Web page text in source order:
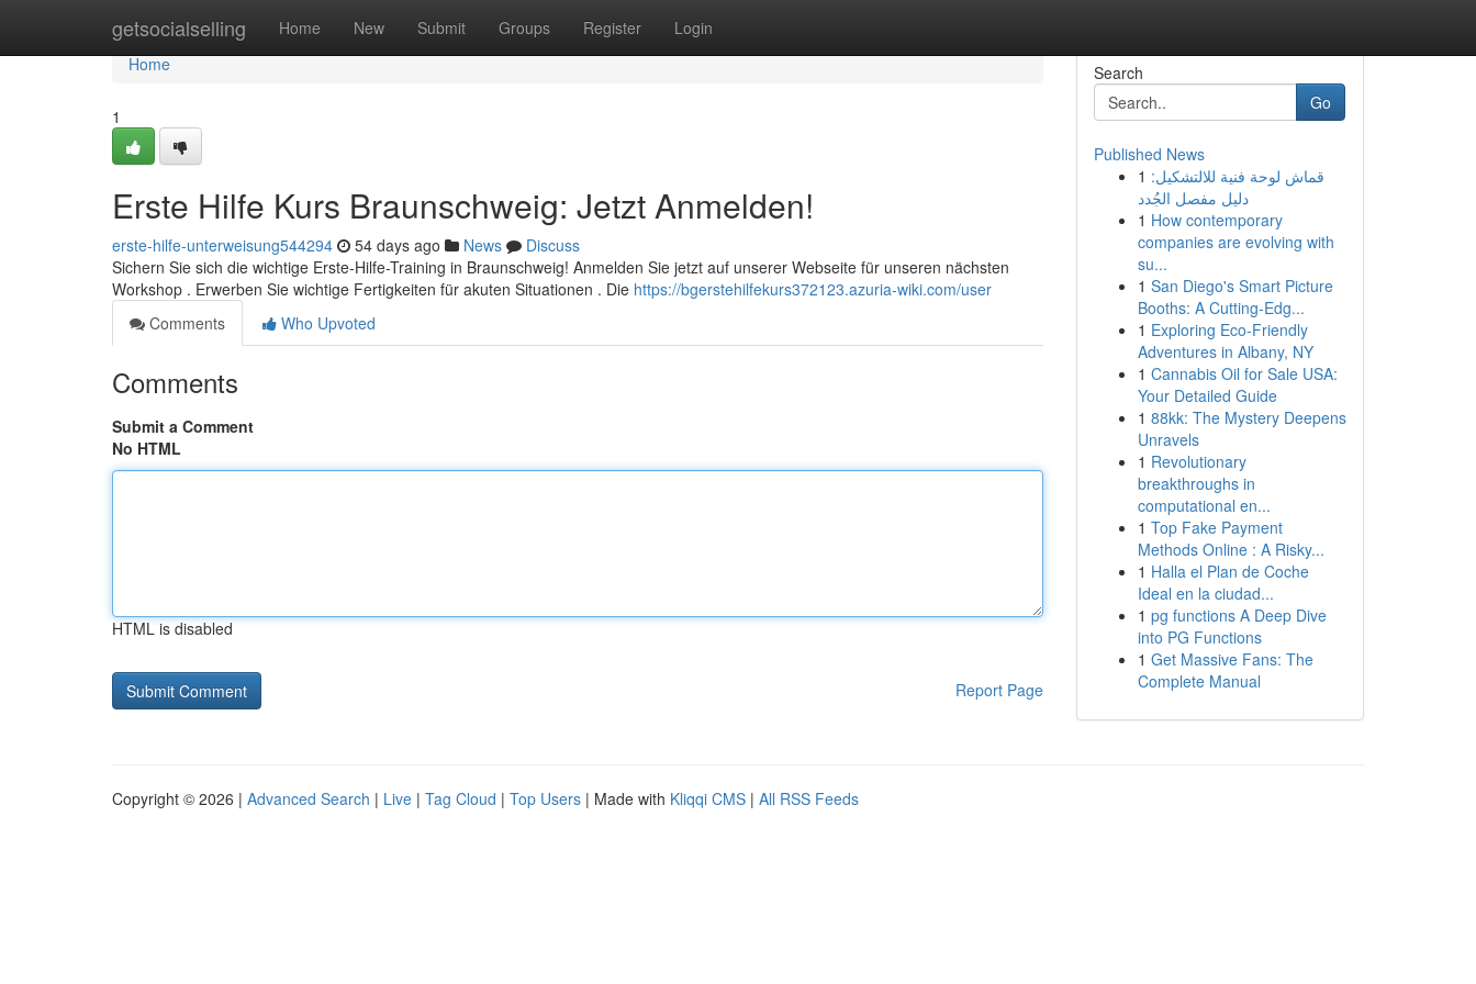
getsocialselling Home New Submit Groups Register Login
Home
Home
1
Erste Hilfe Kurs Braunschweig: Jetzt Anmelden!
erste-hilfe-unterweisung544294 54 days ago News
Discuss
Sichern Sie sich die wichtige Erste-Hilfe-Training in Braunschweig! Anmelden Sie jetzt auf unserer Webseite für unseren nächsten
Workshop . Erwerben Sie wichtige Fertigkeiten für akuten Situationen . Die https://bgerstehilfekurs372123.azuria-wiki.com/user
Comments
Who Upvoted
Comments
Submit a Comment
No HTML
HTML is disabled
Report Page
Search
Go
Published News
1 قماش لوحة فنية للالتشكيل:
دليل مفصل الجُدد
1 How contemporary
companies are evolving with
su...
1 San Diego's Smart Picture
Booths: A Cutting-Edg...
1 Exploring Eco-Friendly
Adventures in Albany, NY
1 Cannabis Oil for Sale USA:
Your Detailed Guide
1 88kk: The Mystery Deepens
Unravels
1 Revolutionary
breakthroughs in
computational en...
1 Top Fake Payment
Methods Online : A Risky...
1 Halla el Plan de Coche
Ideal en la ciudad...
1 pg functions A Deep Dive
into PG Functions
1 Get Massive Fans: The
Complete Manual
Copyright © 2026 | Advanced Search | Live | Tag Cloud | Top Users | Made with Kliqqi CMS | All RSS Feeds